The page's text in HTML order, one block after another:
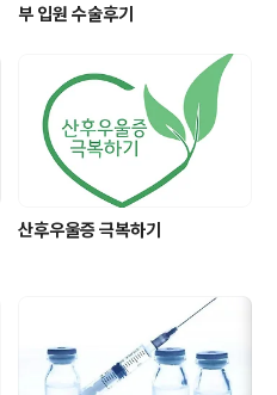
부 입원 수술후기
산후우울증 극복하기